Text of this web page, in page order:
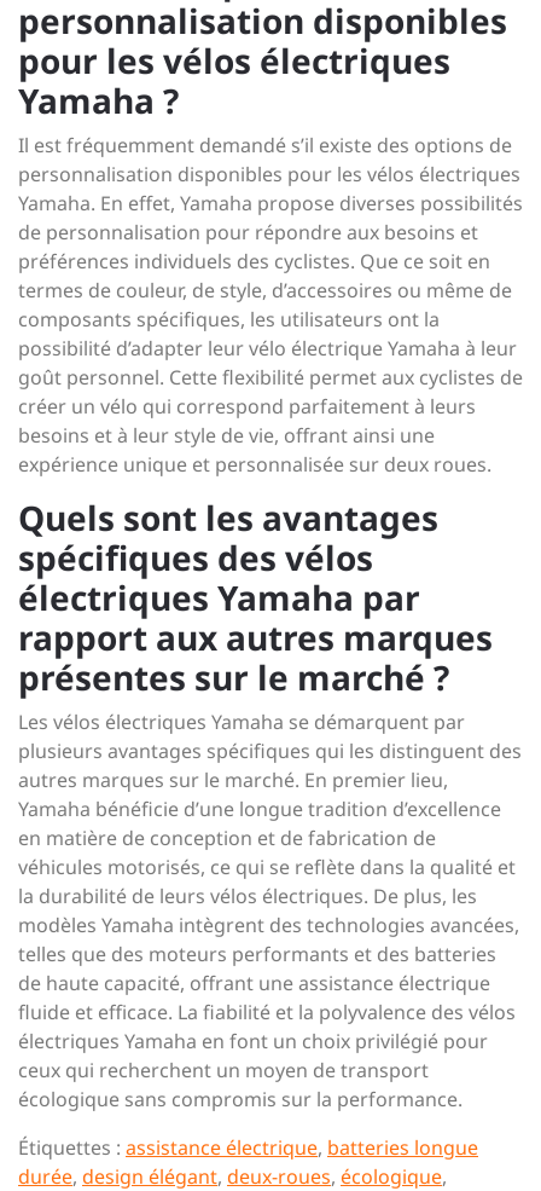
personnalisation disponibles
pour les vélos électriques
Yamaha ?
Il est fréquemment demandé s’il existe des options de
personnalisation disponibles pour les vélos électriques
Yamaha. En effet, Yamaha propose diverses possibilités
de personnalisation pour répondre aux besoins et
préférences individuels des cyclistes. Que ce soit en
termes de couleur, de style, d’accessoires ou même de
composants spécifiques, les utilisateurs ont la
possibilité d’adapter leur vélo électrique Yamaha à leur
goût personnel. Cette flexibilité permet aux cyclistes de
créer un vélo qui correspond parfaitement à leurs
besoins et à leur style de vie, offrant ainsi une
expérience unique et personnalisée sur deux roues.
Quels sont les avantages
spécifiques des vélos
électriques Yamaha par
rapport aux autres marques
présentes sur le marché ?
Les vélos électriques Yamaha se démarquent par
plusieurs avantages spécifiques qui les distinguent des
autres marques sur le marché. En premier lieu,
Yamaha bénéficie d’une longue tradition d’excellence
en matière de conception et de fabrication de
véhicules motorisés, ce qui se reflète dans la qualité et
la durabilité de leurs vélos électriques. De plus, les
modèles Yamaha intègrent des technologies avancées,
telles que des moteurs performants et des batteries
de haute capacité, offrant une assistance électrique
fluide et efficace. La fiabilité et la polyvalence des vélos
électriques Yamaha en font un choix privilégié pour
ceux qui recherchent un moyen de transport
écologique sans compromis sur la performance.
Étiquettes : assistance électrique, batteries longue
durée, design élégant, deux-roues, écologique,